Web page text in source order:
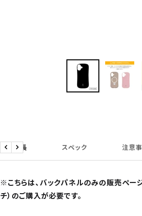
商品特長 スペック 注意
戻 次
※こちらは、バックパネルのみの販売ペー
チ）のご購入が必要です。